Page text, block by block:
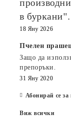
в
18 Яну 2026
Пчелен
Защо да
препоръки.
31 Яну 2020
Абонирай се за
Виж всички